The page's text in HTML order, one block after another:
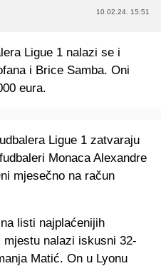
10.02.24. 15:51
Ligue 1 nalazi se i
i Brice Samba. Oni
eura.
Ligue 1 zatvaraju
Monaca Alexandre
mjesečno na račun
listi najplaćenijih
mjestu nalazi iskusni 32-
Matić. On u Lyonu